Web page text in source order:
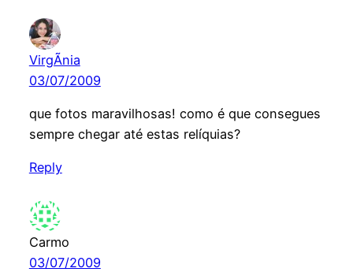
VirgÃ­nia
03/07/2009
que fotos maravilhosas! como é que consegues
sempre chegar até estas relíquias?
Reply
Carmo
03/07/2009